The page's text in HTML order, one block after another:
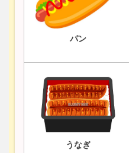
パン
うなぎ